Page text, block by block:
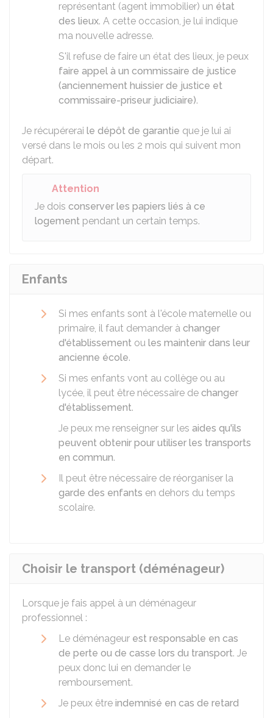
représentant (agent immobilier) un état
des lieux. A cette occasion, je lui indique
ma nouvelle adresse.
S'il refuse de faire un état des lieux, je peux
faire appel à un commissaire de justice
(anciennement huissier de justice et
commissaire-priseur judiciaire).
Je récupérerai le dépôt de garantie que je lui ai
versé dans le mois ou les 2 mois qui suivent mon
départ.
Attention
Je dois conserver les papiers liés à ce
logement pendant un certain temps.
Enfants
Si mes enfants sont à l'école maternelle ou
primaire, il faut demander à changer
d'établissement ou les maintenir dans leur
ancienne école.
Si mes enfants vont au collège ou au
lycée, il peut être nécessaire de changer
d'établissement.
Je peux me renseigner sur les aides qu'ils
peuvent obtenir pour utiliser les transports
en commun.
Il peut être nécessaire de réorganiser la
garde des enfants en dehors du temps
scolaire.
Choisir le transport (déménageur)
Lorsque je fais appel à un déménageur
professionnel :
Le déménageur est responsable en cas
de perte ou de casse lors du transport. Je
peux donc lui en demander le
remboursement.
Je peux être indemnisé en cas de retard